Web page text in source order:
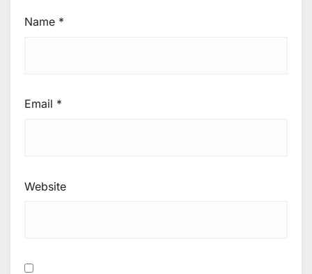
Name *
Email *
Website